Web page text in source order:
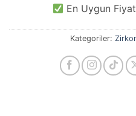
En Uygun
Kategoriler: